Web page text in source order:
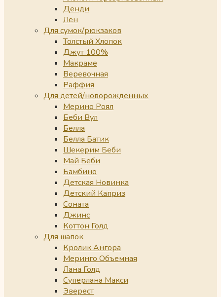
Денди
Лён
Для сумок/рюкзаков
Толстый Хлопок
Джут 100%
Макраме
Веревочная
Раффия
Для детей/новорожденных
Мерино Роял
Беби Вул
Белла
Белла Батик
Шекерим Беби
Май Беби
Бамбино
Детская Новинка
Детский Каприз
Соната
Джинс
Коттон Голд
Для шапок
Кролик Ангора
Меринго Объемная
Лана Голд
Суперлана Макси
Эверест